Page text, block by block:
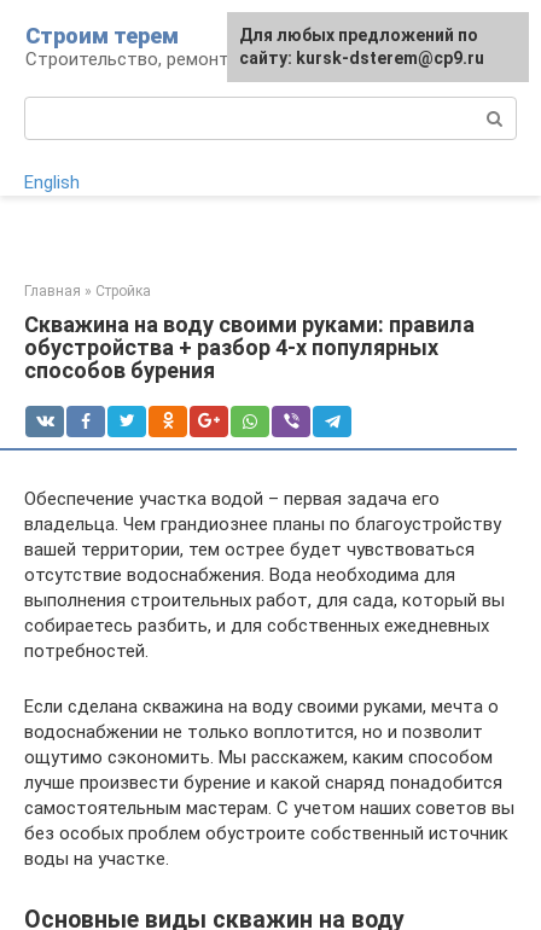
контенту
Строим терем
Строительство, ремонт, ландшафт
English
Главная » Стройка
Скважина на воду своими руками: правила
обустройства + разбор 4-х популярных
способов бурения
Обеспечение участка водой – первая задача его
владельца. Чем грандиознее планы по благоустройству
вашей территории, тем острее будет чувствоваться
отсутствие водоснабжения. Вода необходима для
выполнения строительных работ, для сада, который вы
собираетесь разбить, и для собственных ежедневных
потребностей.
Если сделана скважина на воду своими руками, мечта о
водоснабжении не только воплотится, но и позволит
ощутимо сэкономить. Мы расскажем, каким способом
лучше произвести бурение и какой снаряд понадобится
самостоятельным мастерам. С учетом наших советов вы
без особых проблем обустроите собственный источник
воды на участке.
Основные виды скважин на воду
Для любых предложений по
сайту: kursk-dsterem@cp9.ru